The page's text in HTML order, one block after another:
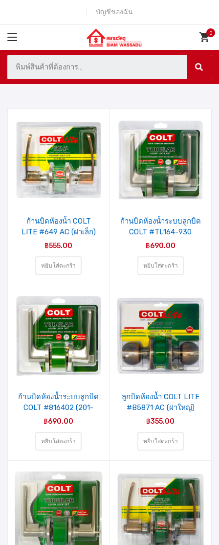
บัญชีของฉัน
ก้านบิดห้องน้ำ COLT
LITE #649 AC (ฝาเล็ก)
รุ่นแผง
฿555.00
หยิบใส่ตะกร้า
ก้านบิดห้องน้ำระบบลูกบิด
COLT #TL164-930
(201-AS1649BK) BK SS
฿690.00
หยิบใส่ตะกร้า
ก้านบิดห้องน้ำระบบลูกบิด
COLT #816402 (201-
AS1649BK) BK SS
฿690.00
หยิบใส่ตะกร้า
ลูกบิดห้องน้ำ COLT LITE
#B5871 AC (ฝาใหญ่)
฿355.00
หยิบใส่ตะกร้า